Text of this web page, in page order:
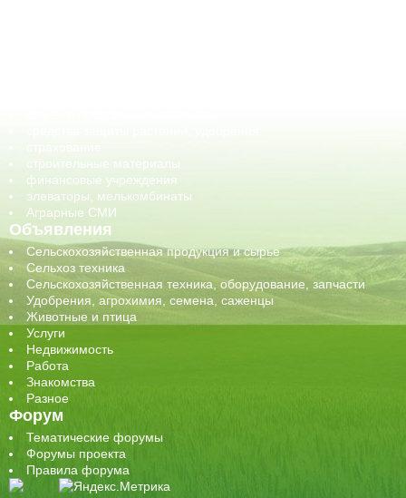
строительные материалы
финансовые учреждения
элеваторы, мелькомбинаты
Аграрные СМИ
Объявления
Сельскохозяйственная продукция и сырье
Сельхоз техника
Сельскохозяйственная техника, оборудование, запчасти
Удобрения, агрохимия, семена, саженцы
Животные и птица
Услуги
Недвижимость
Работа
Знакомства
Разное
Форум
Тематические форумы
Форумы проекта
Правила форума